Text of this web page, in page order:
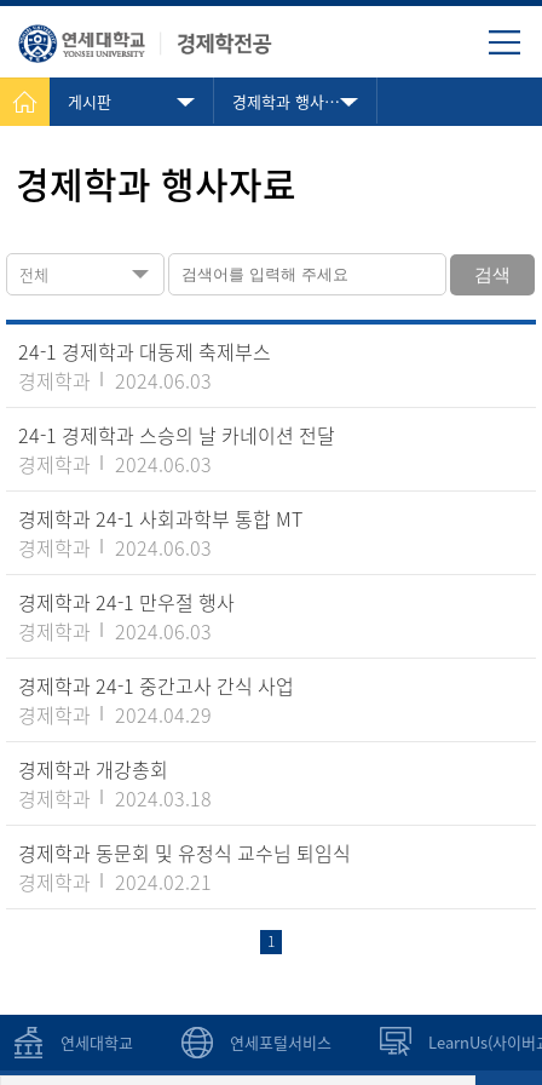
게시판 경제학과 행사자료
경제학과 행사자료
전체 검색
24-1 경제학과 대동제 축제부스
경제학과
2024.06.03
24-1 경제학과 스승의 날 카네이션 전달
경제학과
2024.06.03
경제학과 24-1 사회과학부 통합 MT
경제학과
2024.06.03
경제학과 24-1 만우절 행사
경제학과
2024.06.03
경제학과 24-1 중간고사 간식 사업
경제학과
2024.04.29
경제학과 개강총회
경제학과
2024.03.18
경제학과 동문회 및 유정식 교수님 퇴임식
경제학과
2024.02.21
1
연세대학교 연세포털서비스 LearnUs(사이버